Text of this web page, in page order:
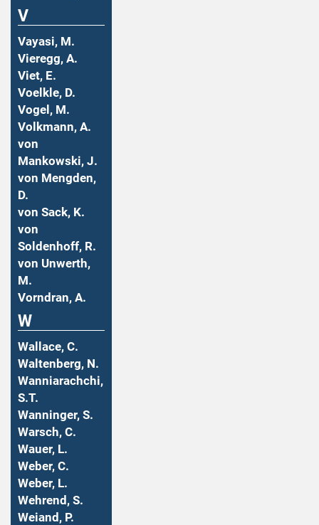
V
Vayasi, M.
Vieregg, A.
Viet, E.
Voelkle, D.
Vogel, M.
Volkmann, A.
von
Mankowski, J.
von Mengden,
D.
von Sack, K.
von
Soldenhoff, R.
von Unwerth,
M.
Vorndran, A.
W
Wallace, C.
Waltenberg, N.
Wanniarachchi,
S.T.
Wanninger, S.
Warsch, C.
Wauer, L.
Weber, C.
Weber, L.
Wehrend, S.
Weiand, P.